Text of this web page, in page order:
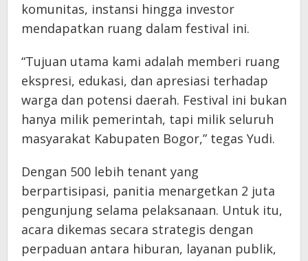
komunitas, instansi hingga investor
mendapatkan ruang dalam festival ini.
“Tujuan utama kami adalah memberi ruang
ekspresi, edukasi, dan apresiasi terhadap
warga dan potensi daerah. Festival ini bukan
hanya milik pemerintah, tapi milik seluruh
masyarakat Kabupaten Bogor,” tegas Yudi.
Dengan 500 lebih tenant yang
berpartisipasi, panitia menargetkan 2 juta
pengunjung selama pelaksanaan. Untuk itu,
acara dikemas secara strategis dengan
perpaduan antara hiburan, layanan publik,